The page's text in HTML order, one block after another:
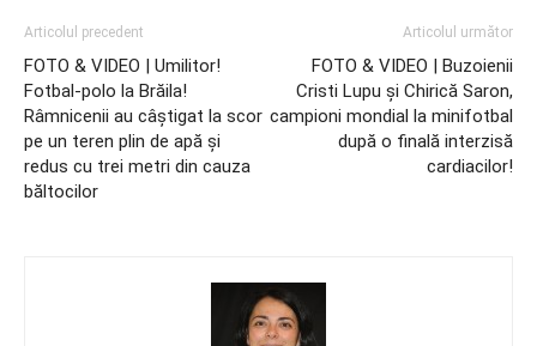
Articolul precedent
FOTO & VIDEO | Umilitor!
Fotbal-polo la Brăila!
Râmnicenii au câştigat la scor
pe un teren plin de apă şi
redus cu trei metri din cauza
băltocilor
Articolul următor
FOTO & VIDEO | Buzoienii
Cristi Lupu şi Chirică Saron,
campioni mondial la minifotbal
după o finală interzisă
cardiacilor!